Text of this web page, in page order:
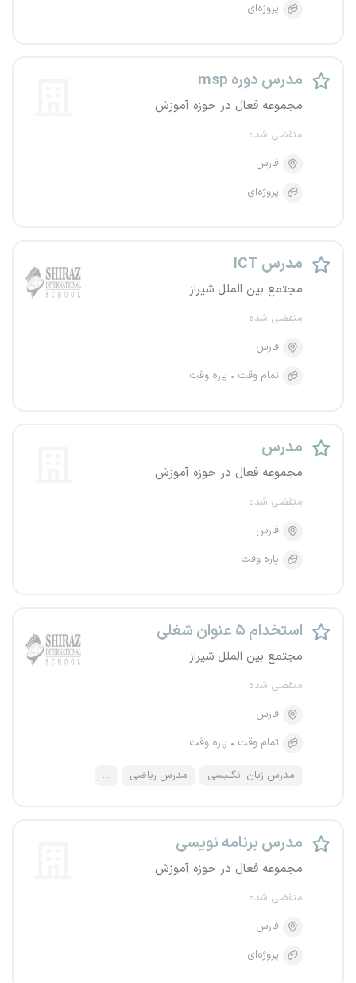
پروژه‌ای
مدرس دوره msp
مجموعه فعال در حوزه آموزش
منقضی شده
فارس
پروژه‌ای
مدرس ICT
مجتمع بین الملل شیراز
منقضی شده
فارس
تمام وقت
پاره وقت
مدرس
مجموعه فعال در حوزه آموزش
منقضی شده
فارس
پاره وقت
استخدام ۵ عنوان شغلی
مجتمع بین الملل شیراز
منقضی شده
فارس
تمام وقت
پاره وقت
مدرس زبان انگلیسی مدرس ریاضی ...
مدرس برنامه نویسی
مجموعه فعال در حوزه آموزش
منقضی شده
فارس
پروژه‌ای